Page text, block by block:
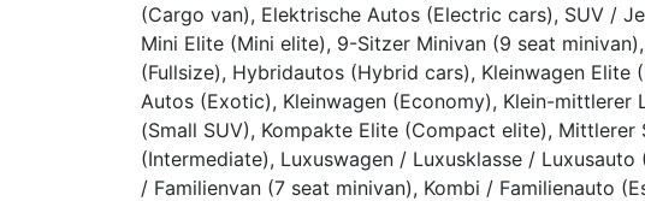
(Cargo van), Elektrische Autos (Electric cars), SUV /
Mini Elite (Mini elite), 9-Sitzer Minivan (9 seat
(Fullsize), Hybridautos (Hybrid cars), Kleinwagen Elite
Autos (Exotic), Kleinwagen (Economy), Klein-mittlerer
(Small SUV), Kompakte Elite (Compact elite),
(Intermediate), Luxuswagen / Luxusklasse /
/ Familienvan (7 seat minivan), Kombi / Familienauto